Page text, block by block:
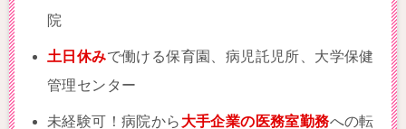
院
土日休みで働ける保育園、病児託児所、大学保健
管理センター
未経験可！病院から 大手企業の医務室勤務への転